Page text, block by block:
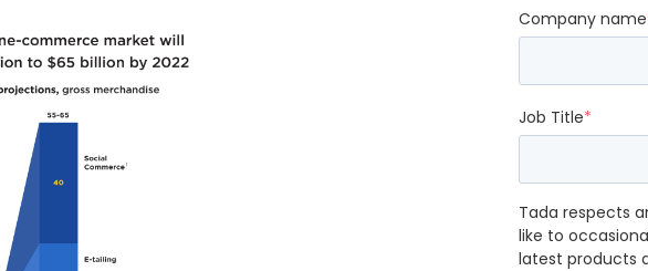
Company name
Job Title*
Tada respects
like to
latest products